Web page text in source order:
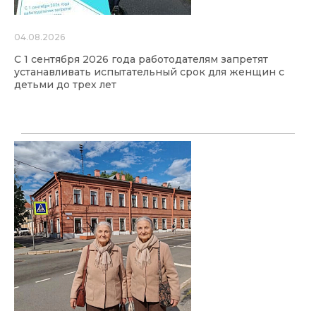
04.08.2026
С 1 сентября 2026 года работодателям запретят
устанавливать испытательный срок для женщин с
детьми до трех лет